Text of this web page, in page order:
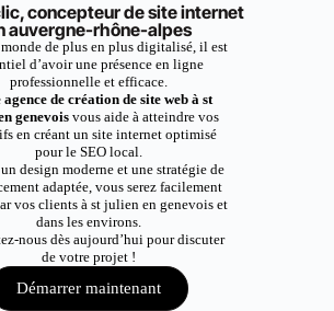
concepteur de site internet
auvergne-rhône-alpes
de plus en plus digitalisé, il est
d’avoir une présence en ligne
professionnelle et efficace.
de création de site web à st
genevoisvous aide à atteindre vos
en créant un site internet optimisé
pour le SEO local.
design moderne et une stratégie de
adaptée, vous serez facilement
vos clients à st julien en genevois et
dans les environs.
nous dès aujourd’hui pour discuter
de votre projet !
Démarrer maintenant